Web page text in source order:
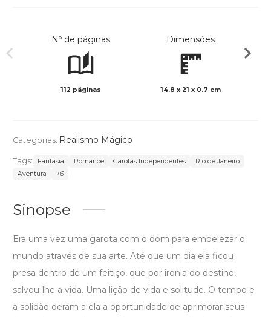
Nº de páginas
112 páginas
Dimensões
14.8 x 21 x 0.7 cm
Categorias: Realismo Mágico
Tags: Fantasia Romance Garotas Independentes
Rio de Janeiro
Aventura
+6
Sinopse
Era uma vez uma garota com o dom para embelezar o
mundo através de sua arte. Até que um dia ela ficou
presa dentro de um feitiço, que por ironia do destino,
salvou-lhe a vida. Uma lição de vida e solitude. O tempo e
a solidão deram a ela a oportunidade de aprimorar seus